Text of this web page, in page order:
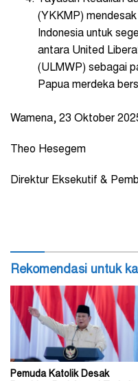
(YKKMP)
Indonesia untuk
antara United
(ULMWP) sebagai
Papua merdeka
Wamena, 23 Oktober
Theo Hesegem
Direktur Eksekutif &
Rekomendasi untuk
Pemuda Katolik Desak